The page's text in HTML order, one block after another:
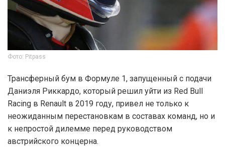
Фото: Pitpass
Трансферный бум в Формуле 1, запущенный с подачи
Даниэля Риккардо, который решил уйти из Red Bull
Racing в Renault в 2019 году, привел не только к
неожиданным перестановкам в составах команд, но и
к непростой дилемме перед руководством
австрийского концерна.